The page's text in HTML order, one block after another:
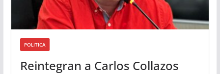
POLITICA
Reintegran a Carlos Collazos